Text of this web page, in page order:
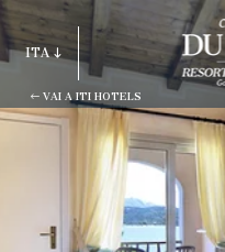
VAI A ITI HOTELS
ITA
ITA
STRUTTURA